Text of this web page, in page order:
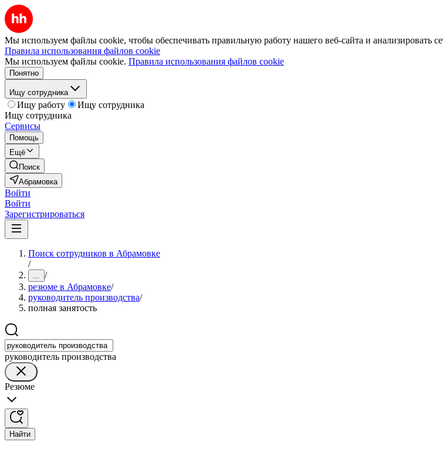
Мы используем файлы cookie, чтобы обеспечивать правильную работу нашего веб-сайта и анализировать
Правила использования файлов cookie
Мы используем файлы cookie. Правила использования файлов cookie
Понятно
Ищу сотрудника
Ищу работу
Ищу сотрудника
Ищу сотрудника
Сервисы
Помощь
Ещё
Поиск
Абрамовка
Войти
Войти
Зарегистрироваться
Поиск сотрудников в Абрамовке
/
... /
резюме в Абрамовке/
руководитель производства/
полная занятость
руководитель производства
Резюме
Найти